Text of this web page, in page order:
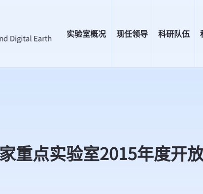
实验室概况 现任领导 科研队伍
重点实验室2015年度开